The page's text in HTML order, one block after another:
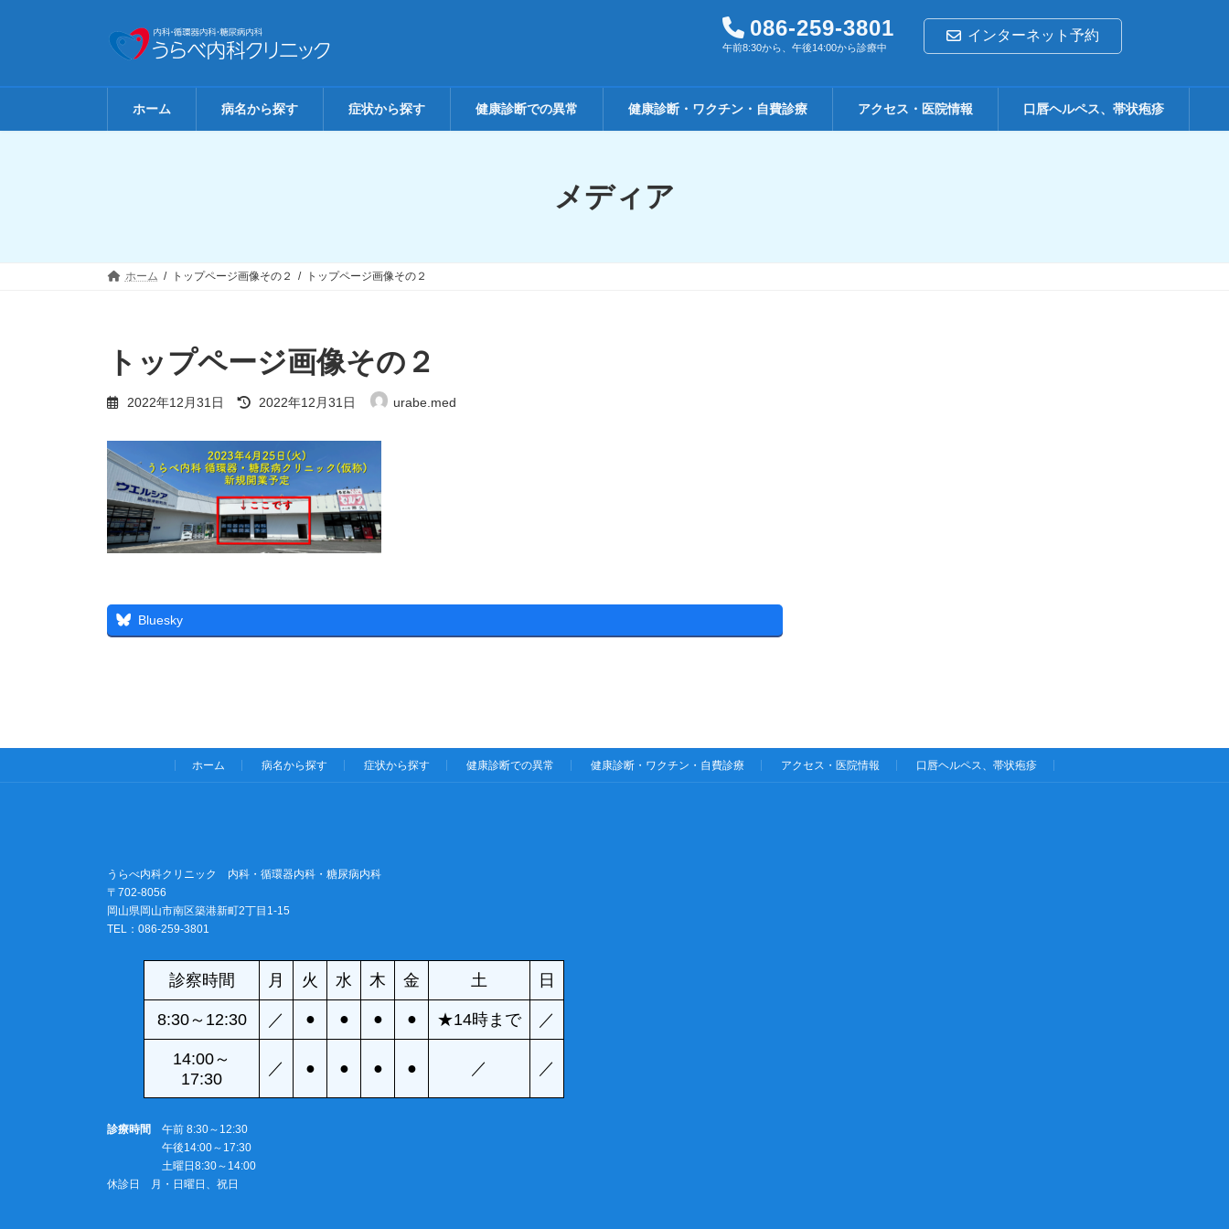
ツ
シ
086-259-3801
午前8:30から、午後14:00から診療中
インターネット予約
ホーム 病名から探す 症状から探す 健康診断での異常 健康診断・ワクチン・自費診療 アクセス・医院情報 口唇ヘルペス、帯状疱疹
メディア
ホーム トップページ画像その２ トップページ画像その２
トップページ画像その２
2022年12月31日
最
終
新
日
時
:
2022年12月31日 urabe.med
Bluesky
ホーム 病名から探す 症状から探す 健康診断での異常 健康診断・ワクチン・自費診療 アクセス・医院情報 口唇ヘルペス、帯状疱疹
うらべ内科クリニック 内科・循環器内科・糖尿病内科
〒702-8056
岡山県岡山市南区築港新町2丁目1-15
TEL：086-259-3801
診察時間 月 火 水 木 金 土 日
8:30～12:30 ／ ● ● ● ● ★14時まで ／
14:00～
17:30
／ ● ● ● ● ／ ／
診療時間 午前 8:30～12:30
午後14:00～17:30
土曜日8:30～14:00
休診日 月・日曜日、祝日